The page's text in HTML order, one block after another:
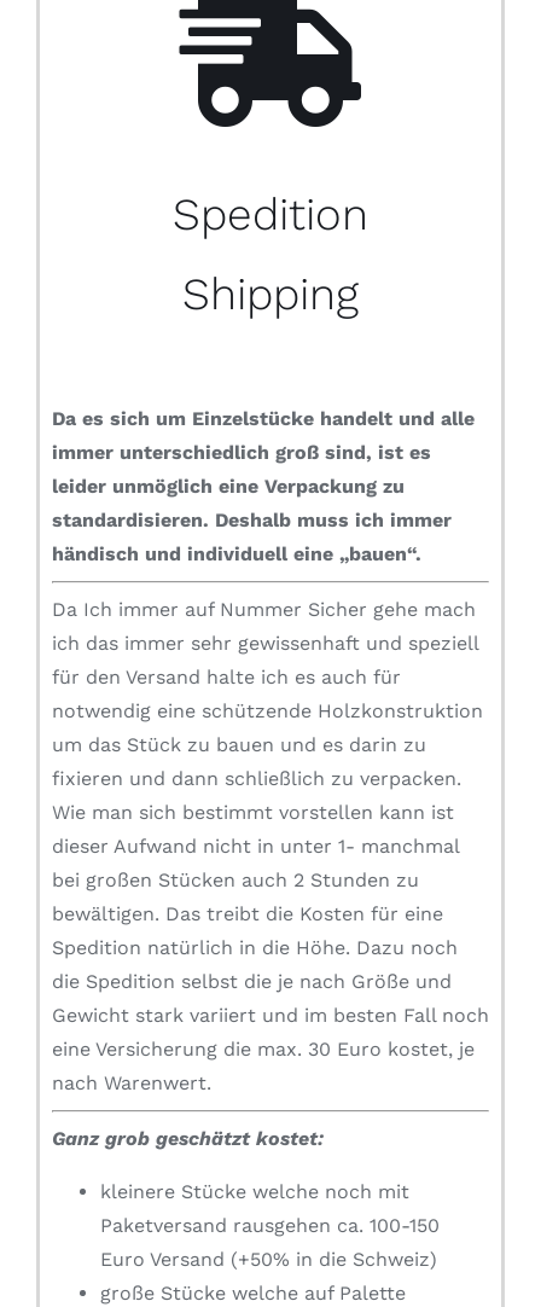
Spedition
Shipping
Da es sich um Einzelstücke handelt und alle
immer unterschiedlich groß sind, ist es
leider unmöglich eine Verpackung zu
standardisieren. Deshalb muss ich immer
händisch und individuell eine „bauen“.
Da Ich immer auf Nummer Sicher gehe mach
ich das immer sehr gewissenhaft und speziell
für den Versand halte ich es auch für
notwendig eine schützende Holzkonstruktion
um das Stück zu bauen und es darin zu
fixieren und dann schließlich zu verpacken.
Wie man sich bestimmt vorstellen kann ist
dieser Aufwand nicht in unter 1- manchmal
bei großen Stücken auch 2 Stunden zu
bewältigen. Das treibt die Kosten für eine
Spedition natürlich in die Höhe. Dazu noch
die Spedition selbst die je nach Größe und
Gewicht stark variiert und im besten Fall noch
eine Versicherung die max. 30 Euro kostet, je
nach Warenwert.
Ganz grob geschätzt kostet:
kleinere Stücke welche noch mit
Paketversand rausgehen ca. 100-150
Euro Versand (+50% in die Schweiz)
große Stücke welche auf Palette